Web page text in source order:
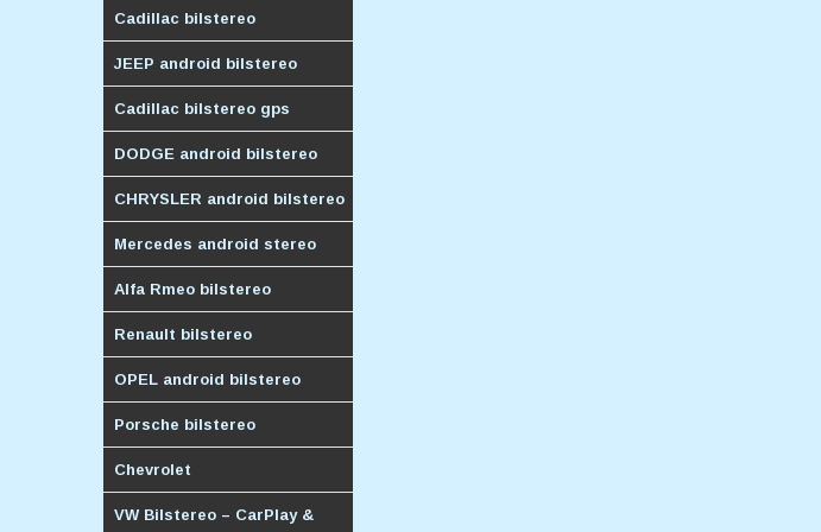
Cadillac bilstereo
JEEP android bilstereo
Cadillac bilstereo gps
DODGE android bilstereo
CHRYSLER android bilstereo
Mercedes android stereo
Alfa Rmeo bilstereo
Renault bilstereo
OPEL android bilstereo
Porsche bilstereo
Chevrolet
VW Bilstereo – CarPlay &